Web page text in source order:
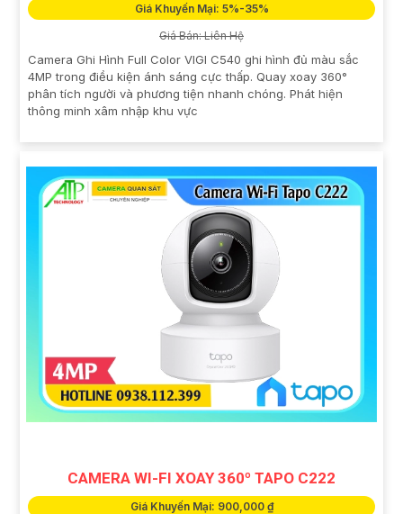
Giá Khuyến Mại: 5%-35%
Giá Bán: Liên Hệ
Camera Ghi Hình Full Color VIGI C540 ghi hình đủ màu sắc
4MP trong điều kiện ánh sáng cực thấp. Quay xoay 360°
phân tích người và phương tiện nhanh chóng. Phát hiện
thông minh xâm nhập khu vực
CAMERA WI-FI XOAY 360º TAPO C222
Giá Khuyến Mại: 900,000 ₫